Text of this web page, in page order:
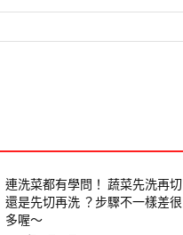
連洗菜都有學問！ 蔬菜先洗再切
還是先切再洗 ？步驟不一樣差很
多喔～